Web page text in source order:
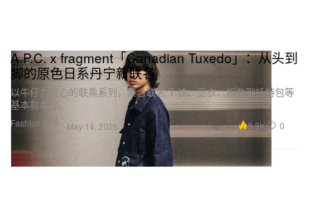
Fashion 时装
A.P.C. x fragment「Canadian Tuxedo」：从头到
脚的原色日系丹宁新联名
以牛仔为核心的联乘系列，集合联名 T 恤、卫衣、帽款到托特包等
基本款单品。
May 14, 2026 3.3K 0